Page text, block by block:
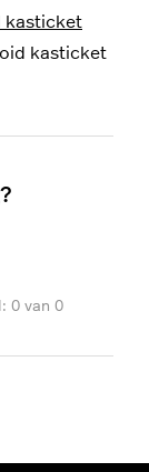
kasticket
kasticket
0 van 0